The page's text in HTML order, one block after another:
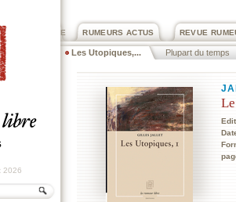
REVUE
RUMEURS ACTUS
DEXTRE
Les Utopiques,... Plupart du temps
2026